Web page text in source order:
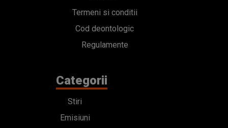
Termeni si conditii
Cod deontologic
Regulamente
Categorii
Stiri
Emisiuni